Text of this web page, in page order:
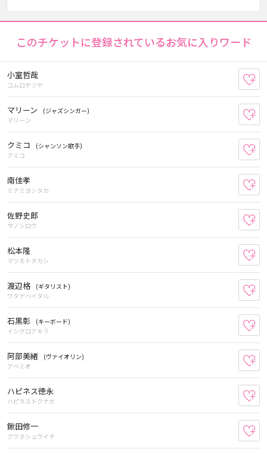
このチケットに登録されているお気に入りワード
小室哲哉
コムロテツヤ
マリーン
(ジャズシンガー)
マリーン
クミコ
(シャンソン歌手)
クミコ
南佳孝
ミナミヨシタカ
佐野史郎
サノシロウ
松本隆
マツモトタカシ
渡辺格
(ギタリスト)
ワタナベイタル
石黒彰
(キーボード)
イシグロアキラ
阿部美緒
(ヴァイオリン)
アベミオ
ハピネス徳永
ハピネストクナガ
鍬田修一
クワタシュウイチ